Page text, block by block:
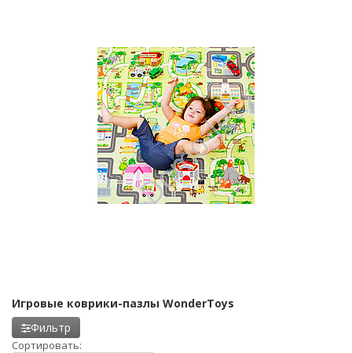
Игровые коврики-пазлы WonderToys
Фильтр
Сортировать: